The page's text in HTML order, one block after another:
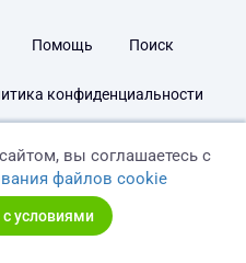
Помощь Поиск
конфиденциальности
вы соглашаетесь с
файлов cookie
условиями